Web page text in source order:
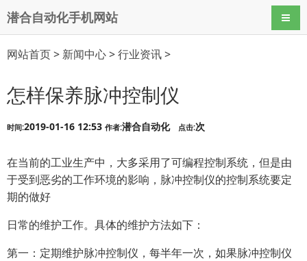
潜合自动化手机网站 导航
网站首页> 新闻中心>行业资讯>
怎样保养脉冲控制仪
时间:2019-01-16 12:53 作者:潜合自动化 点击:次
在当前的工业生产中，大多采用了可编程控制系统，但是由
于受到恶劣的工作环境的影响，脉冲控制仪的控制系统要定
期的做好
日常的维护工作。具体的维护方法如下：
第一：定期维护脉冲控制仪，每半年一次，如果脉冲控制仪